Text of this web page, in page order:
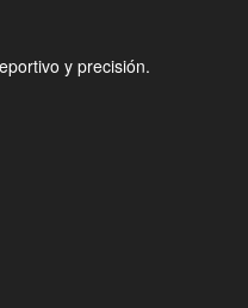
y precisión.